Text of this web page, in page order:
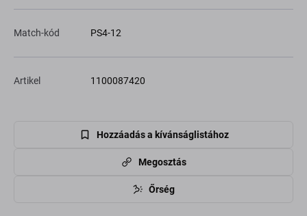
Match-kód PS4-12
Artikel 1100087420
Hozzáadás a kívánságlistához
Megosztás
Őrség